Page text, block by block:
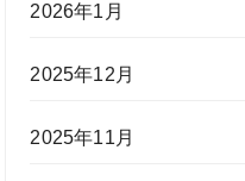
2026年1月
2025年12月
2025年11月